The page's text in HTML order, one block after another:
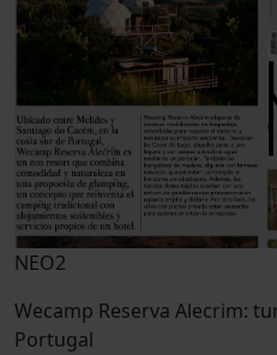
NEO2
Wecamp Reserva Alecrim:
Portugal